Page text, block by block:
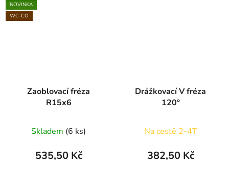
NOVINKA
WC-CO
Zaoblovací fréza
R15x6
Skladem (6 ks)
535,50 Kč
Drážkovací V fréza
120°
Na cestě 2-4T
382,50 Kč